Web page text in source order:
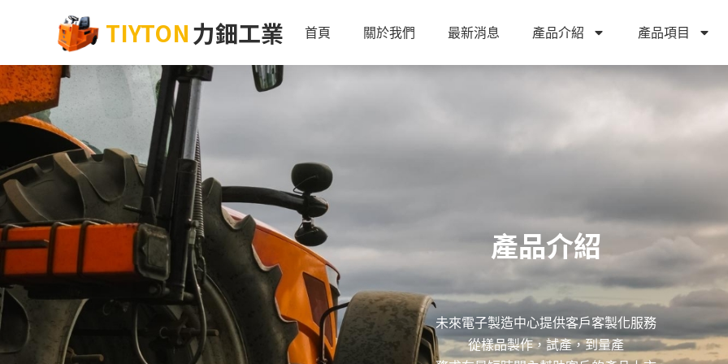
TIYTON力鈿工業 首頁 關於我們 最新消息 產品介紹 產品項目
產品介紹
未來電子製造中心提供客戶客製化服務
從樣品製作，試產，到量產